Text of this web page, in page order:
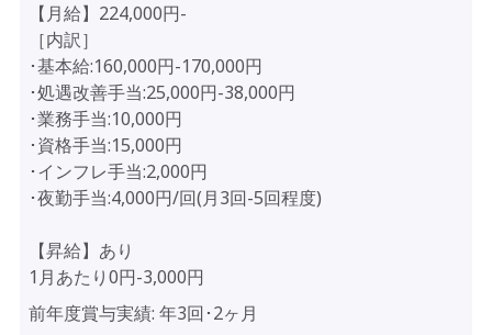
【月給】224,000円-
［内訳］
･基本給:160,000円-170,000円
･処遇改善手当:25,000円-38,000円
･業務手当:10,000円
･資格手当:15,000円
･インフレ手当:2,000円
･夜勤手当:4,000円/回(月3回-5回程度)
【昇給】あり
1月あたり0円-3,000円
前年度賞与実績: 年3回･2ヶ月